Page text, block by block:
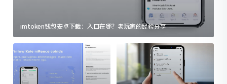
imtoken钱包安卓下载：入口在哪？老玩家的经验分享